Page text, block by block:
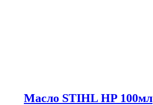
Масло STIHL HP 100мл